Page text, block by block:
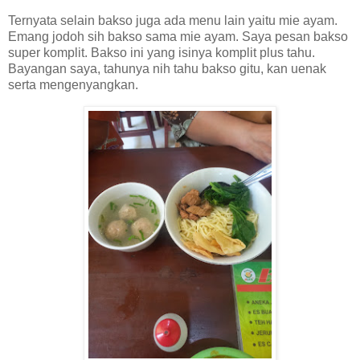
Ternyata selain bakso juga ada menu lain yaitu mie ayam.
Emang jodoh sih bakso sama mie ayam. Saya pesan bakso
super komplit. Bakso ini yang isinya komplit plus tahu.
Bayangan saya, tahunya nih tahu bakso gitu, kan uenak
serta mengenyangkan.